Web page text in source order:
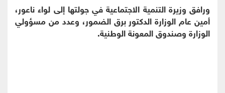
ورافق وزيرة التنمية الاجتماعية في جولتها إلى لواء ناعور،
أمين عام الوزارة الدكتور برق الضمور، وعدد من مسؤولي
الوزارة وصندوق المعونة الوطنية.